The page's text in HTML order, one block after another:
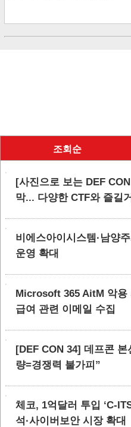
조회순
[사진으로 보는 DEF
막... 다양한 CTF와 즐길
비에스아이시스템·남양
운영 확대
Microsoft 365 AitM 악용
급여 관련 이메일 수집
[DEF CON 34] 데프콘
량=경쟁력 불가피”
체코, 1억달러 투입 ‘C-
석·사이버보안 시장 확대